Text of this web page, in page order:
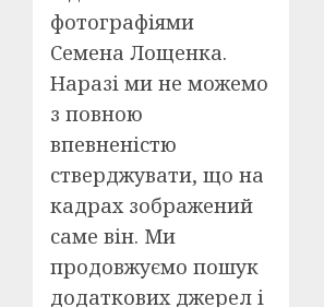
фотографіями
Семена Лощенка.
Наразі ми не можемо
з повною
впевненістю
стверджувати, що на
кадрах зображений
саме він. Ми
продовжуємо пошук
додаткових джерел і